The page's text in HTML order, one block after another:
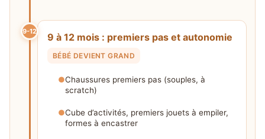
9-12
9 à 12 mois : premiers pas et autonomie
BÉBÉ DEVIENT GRAND
Chaussures premiers pas (souples, à
scratch)
Cube d’activités, premiers jouets à empiler,
formes à encastrer